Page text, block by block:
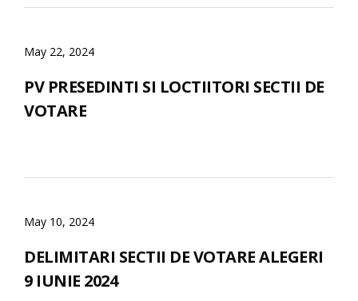
May 22, 2024
PV PRESEDINTI SI LOCTIITORI SECTII DE
VOTARE
May 10, 2024
DELIMITARI SECTII DE VOTARE ALEGERI
9 IUNIE 2024